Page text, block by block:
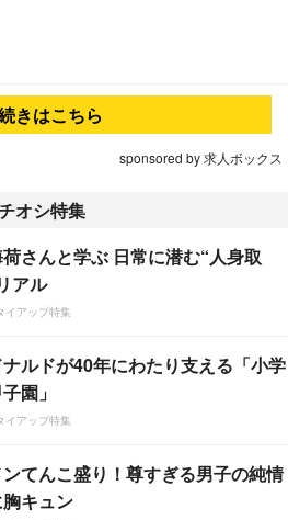
きはこちら
sponsored by 求人ボックス
オシ特集
さんと学ぶ 日常に潜む“人身取
アル
イアップ特集
ルドが40年にわたり支える「小学
園」
イアップ特集
てんこ盛り！尊すぎる男子の純情
キュン